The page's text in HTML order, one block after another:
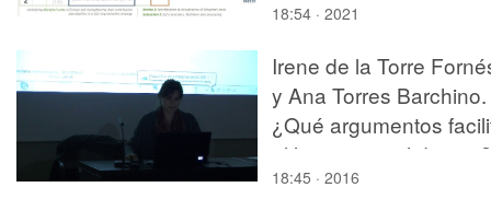
18:54 · 2021
Irene de la Torre
y Ana Torres Barchino.
¿Qué argumentos
el lugar para el diseño?
Los colores de
18:45 · 2016